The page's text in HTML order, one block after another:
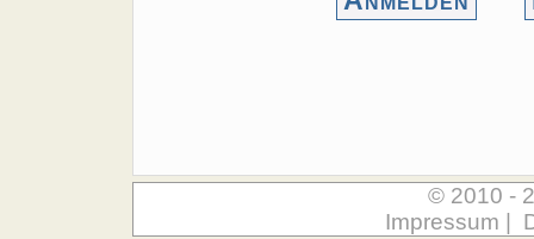
© 2010 -
Impressum